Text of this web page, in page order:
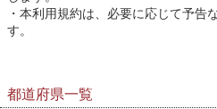
本利用規約は、必要に応じて予告
す。
都道府県一覧